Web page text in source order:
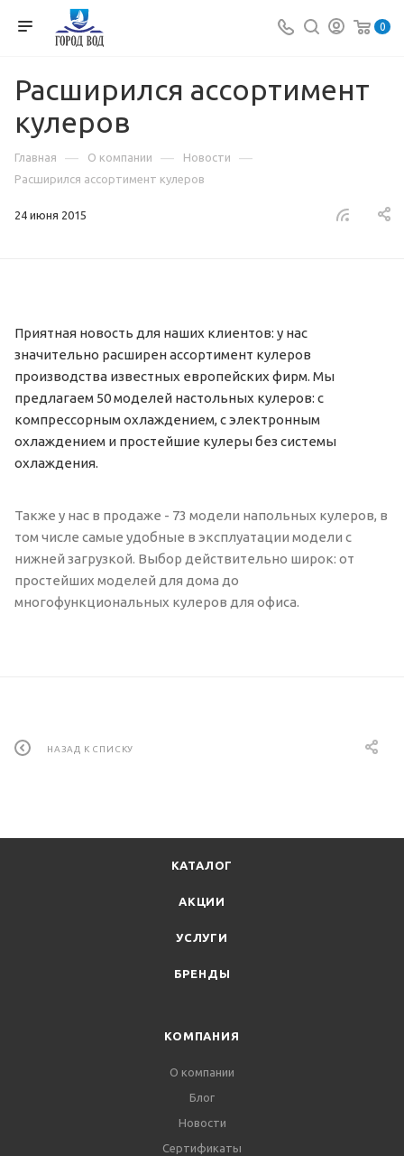
0
Расширился ассортимент
кулеров
Главная — О компании — Новости —
Расширился ассортимент кулеров
24 июня 2015
Приятная новость для наших клиентов: у нас
значительно расширен ассортимент кулеров
производства известных европейских фирм. Мы
предлагаем 50 моделей настольных кулеров: с
компрессорным охлаждением, с электронным
охлаждением и простейшие кулеры без системы
охлаждения.
Также у нас в продаже - 73 модели напольных кулеров, в
том числе самые удобные в эксплуатации модели с
нижней загрузкой. Выбор действительно широк: от
простейших моделей для дома до
многофункциональных кулеров для офиса.
НАЗАД К СПИСКУ
КАТАЛОГ
АКЦИИ
УСЛУГИ
БРЕНДЫ
КОМПАНИЯ
О компании
Блог
Новости
Сертификаты